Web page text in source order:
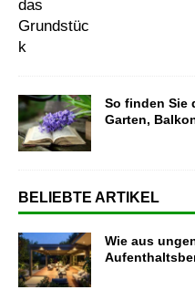
So finden Sie
Garten,
BELIEBTE ARTIKEL
Wie aus